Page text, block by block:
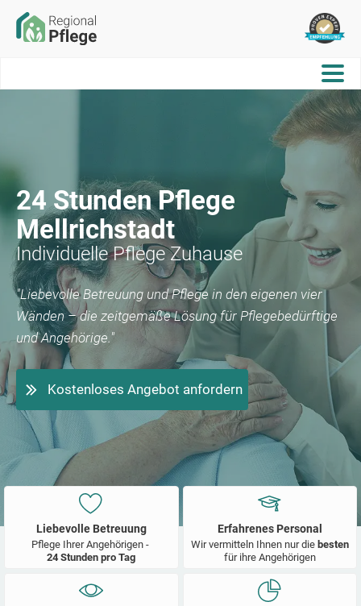
24 Stunden Pflege
Mellrichstadt
Individuelle Pflege Zuhause
"Liebevolle Betreuung und Pflege in den eigenen vier
Wänden – die zeitgemäße Lösung für Pflegebedürftige
und Angehörige."
Kostenloses Angebot anfordern
Liebevolle Betreuung
Pflege Ihrer Angehörigen -
24 Stunden pro Tag
Erfahrenes Personal
Wir vermitteln Ihnen nur die besten
für ihre Angehörigen